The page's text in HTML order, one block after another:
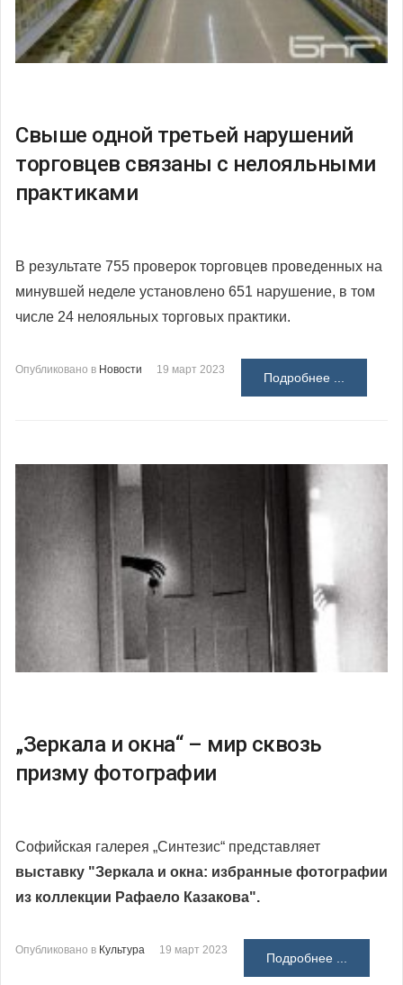
Свыше одной третьей нарушений
торговцев связаны с нелояльными
практиками
В результате 755 проверок торговцев проведенных на
минувшей неделе установлено 651 нарушение, в том
числе 24 нелояльных торговых практики.
Опубликовано в Новости 19 март 2023
Подробнее ...
„Зеркала и окна“ – мир сквозь
призму фотографии
Софийская галерея „Синтезис“ представляет
выставку "Зеркала и окна: избранные фотографии
из коллекции Рафаело Казакова".
Опубликовано в Культура 19 март 2023
Подробнее ...